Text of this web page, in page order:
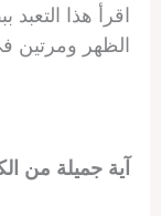
اقرأ هذا
الظهر ومرتين
آية جميلة من